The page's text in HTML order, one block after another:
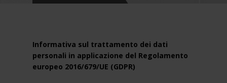
Informativa sul trattamento dei dati
personali in applicazione del Regolamento
europeo 2016/679/UE (GDPR)